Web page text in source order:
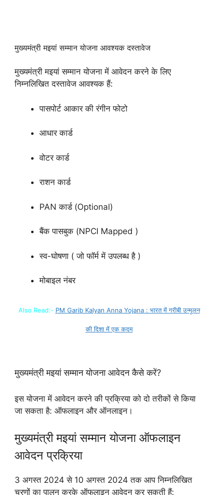
मुख्यमंत्री मइयां सम्मान योजना आवश्यक दस्तावेज
मुख्यमंत्री मइयां सम्मान योजना में आवेदन करने के लिए
निम्नलिखित दस्तावेज आवश्यक हैं:
पासपोर्ट आकार की रंगीन फोटो
आधार कार्ड
वोटर कार्ड
राशन कार्ड
PAN कार्ड (Optional)
बैंक पासबुक (NPCI Mapped )
स्व-घोषणा ( जो फॉर्म में उपलब्ध है )
मोबाइल नंबर
Also Read:- PM Garib Kalyan Anna Yojana : भारत में गरीबी उन्मूलन
की दिशा में एक कदम
मुख्यमंत्री मइयां सम्मान योजना आवेदन कैसे करें?
इस योजना में आवेदन करने की प्रक्रिया को दो तरीकों से किया
जा सकता है: ऑफलाइन और ऑनलाइन।
मुख्यमंत्री मइयां सम्मान योजना ऑफलाइन
आवेदन प्रक्रिया
3 अगस्त 2024 से 10 अगस्त 2024 तक आप निम्नलिखित
चरणों का पालन करके ऑफलाइन आवेदन कर सकती हैं: